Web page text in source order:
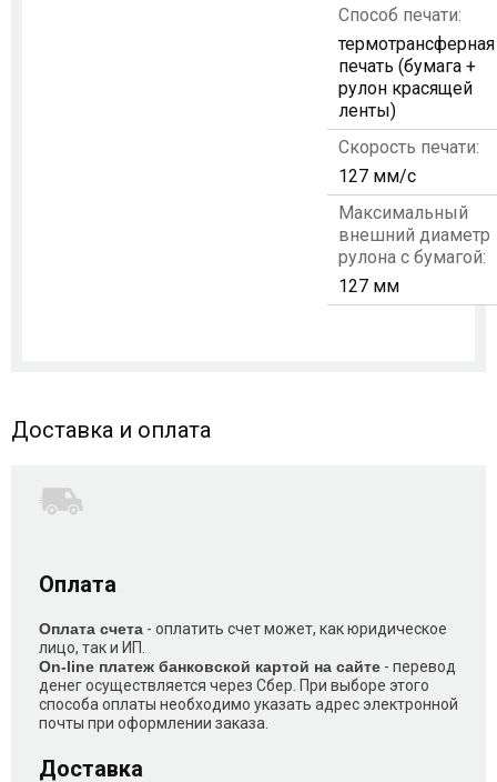
Способ печати:
термотрансферная
печать (бумага +
рулон красящей
ленты)
Скорость печати:
127 мм/с
Максимальный
внешний диаметр
рулона с бумагой:
127 мм
Доставка и оплата
Оплата
Оплата счета - оплатить счет может, как юридическое
лицо, так и ИП.
On-line платеж банковской картой на сайте - перевод
денег осуществляется через Сбер. При выборе этого
способа оплаты необходимо указать адрес электронной
почты при оформлении заказа.
Доставка